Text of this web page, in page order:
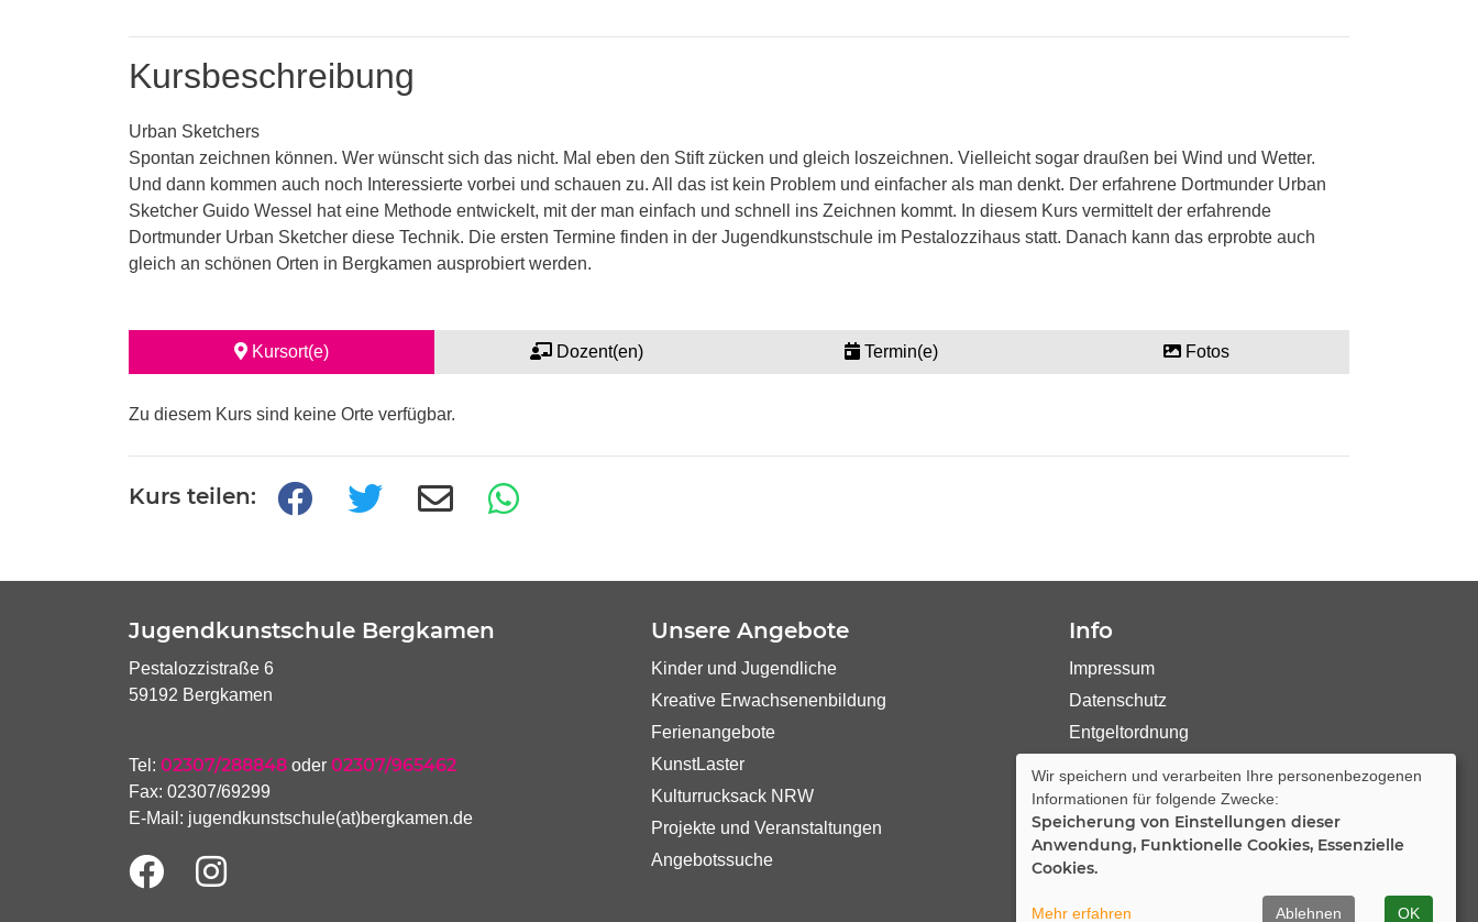
Kursbeschreibung
Urban Sketchers
Spontan zeichnen können. Wer wünscht sich das nicht. Mal eben den Stift zücken und gleich loszeichnen. Vielleicht sogar draußen bei Wind und Wetter.
Und dann kommen auch noch Interessierte vorbei und schauen zu. All das ist kein Problem und einfacher als man denkt. Der erfahrene Dortmunder Urban
Sketcher Guido Wessel hat eine Methode entwickelt, mit der man einfach und schnell ins Zeichnen kommt. In diesem Kurs vermittelt der erfahrende
Dortmunder Urban Sketcher diese Technik. Die ersten Termine finden in der Jugendkunstschule im Pestalozzihaus statt. Danach kann das erprobte auch
gleich an schönen Orten in Bergkamen ausprobiert werden.
Kursort(e) Dozent(en) Termin(e) Fotos
Zu diesem Kurs sind keine Orte verfügbar.
Kurs teilen:
Jugendkunstschule Bergkamen
Pestalozzistraße 6
59192 Bergkamen
Tel: 02307/288848 oder 02307/965462
Fax: 02307/69299
E-Mail: jugendkunstschule(at)bergkamen.de
Unsere Angebote
Kinder und Jugendliche
Kreative Erwachsenenbildung
Ferienangebote
KunstLaster
Kulturrucksack NRW
Projekte und Veranstaltungen
Angebotssuche
Info
Impressum
Datenschutz
Entgeltordnung
Cookie Einstellungen
Wir speichern und verarbeiten Ihre personenbezogenen
Informationen für folgende Zwecke:
Speicherung von Einstellungen dieser
Anwendung, Funktionelle Cookies, Essenzielle
Cookies.
Mehr erfahren Ablehnen OK